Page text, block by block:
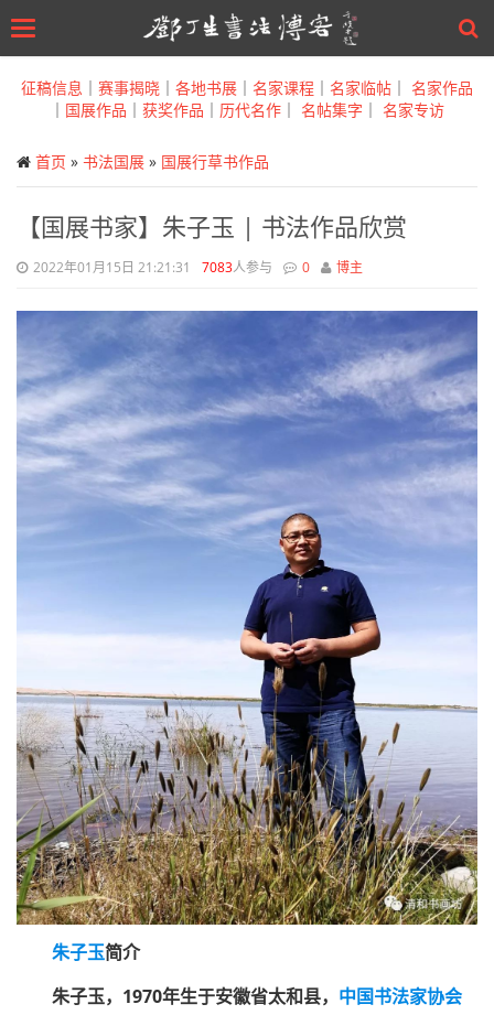
to
Toggle
征稿信息 ｜ 赛事揭晓 ｜ 各地书展 ｜ 名家课程 ｜ 名家临帖 ｜ 名家作品
｜ 国展作品 ｜ 获奖作品 ｜ 历代名作 ｜ 名帖集字 ｜ 名家专访
首页 » 书法国展 » 国展行草书作品
【国展书家】朱子玉 | 书法作品欣赏
2022年01月15日 21:21:31 7083人参与 0 博主
朱子玉简介
朱子玉，1970年生于安徽省太和县， 中国书法家协会